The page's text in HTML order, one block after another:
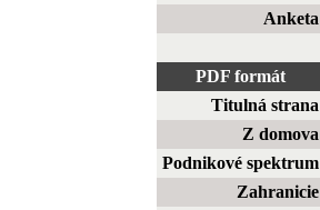
Anketa
PDF formát
Titulná strana
Z domova
Podnikové spektrum
Zahranicie